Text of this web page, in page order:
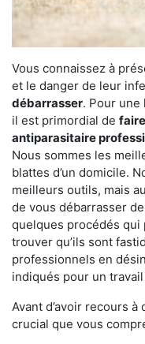
Vous connaissez à
et le danger de leur
débarrasser. Pour
il est primordial de
antiparasitaire
Nous sommes les
blattes d’un domicile.
meilleurs outils, mais
de vous débarrasser
quelques procédés qui
trouver qu’ils sont
professionnels en
indiqués pour un
Avant d’avoir recours
crucial que vous